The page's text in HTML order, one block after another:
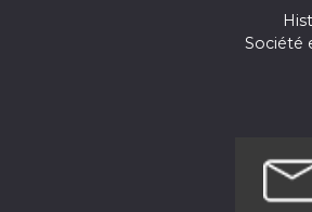
Société